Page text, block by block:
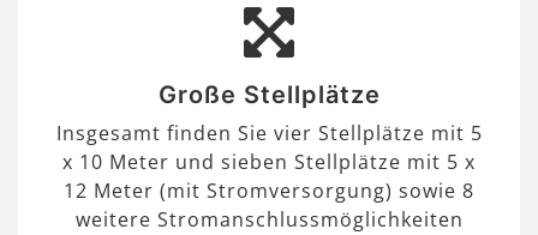
Große Stellplätze
Insgesamt finden Sie vier Stellplätze mit 5
x 10 Meter und sieben Stellplätze mit 5 x
12 Meter (mit Stromversorgung) sowie 8
weitere Stromanschlussmöglichkeiten